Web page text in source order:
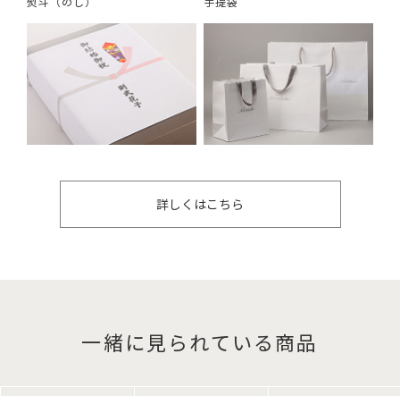
詳しくはこちら
一緒に見られている商品